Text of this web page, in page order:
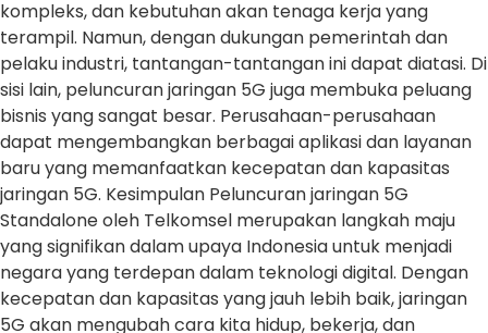
kompleks, dan kebutuhan akan tenaga kerja yang
terampil. Namun, dengan dukungan pemerintah dan
pelaku industri, tantangan-tantangan ini dapat diatasi. Di
sisi lain, peluncuran jaringan 5G juga membuka peluang
bisnis yang sangat besar. Perusahaan-perusahaan
dapat mengembangkan berbagai aplikasi dan layanan
baru yang memanfaatkan kecepatan dan kapasitas
jaringan 5G. Kesimpulan Peluncuran jaringan 5G
Standalone oleh Telkomsel merupakan langkah maju
yang signifikan dalam upaya Indonesia untuk menjadi
negara yang terdepan dalam teknologi digital. Dengan
kecepatan dan kapasitas yang jauh lebih baik, jaringan
5G akan mengubah cara kita hidup, bekerja, dan